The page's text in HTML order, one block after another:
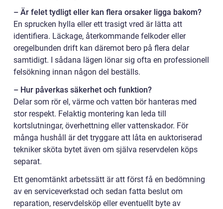
– Är felet tydligt eller kan flera orsaker ligga bakom?
En sprucken hylla eller ett trasigt vred är lätta att
identifiera. Läckage, återkommande felkoder eller
oregelbunden drift kan däremot bero på flera delar
samtidigt. I sådana lägen lönar sig ofta en professionell
felsökning innan någon del beställs.
– Hur påverkas säkerhet och funktion?
Delar som rör el, värme och vatten bör hanteras med
stor respekt. Felaktig montering kan leda till
kortslutningar, överhettning eller vattenskador. För
många hushåll är det tryggare att låta en auktoriserad
tekniker sköta bytet även om själva reservdelen köps
separat.
Ett genomtänkt arbetssätt är att först få en bedömning
av en serviceverkstad och sedan fatta beslut om
reparation, reservdelsköp eller eventuellt byte av